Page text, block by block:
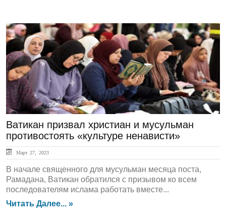
ЛЕНТА НОВОСТЕЙ
Ватикан призвал христиан и мусульман
противостоять «культуре ненависти»
Март 27, 2023
В начале священного для мусульман месяца поста,
Рамадана, Ватикан обратился с призывом ко всем
последователям ислама работать вместе...
Читать Далее... »